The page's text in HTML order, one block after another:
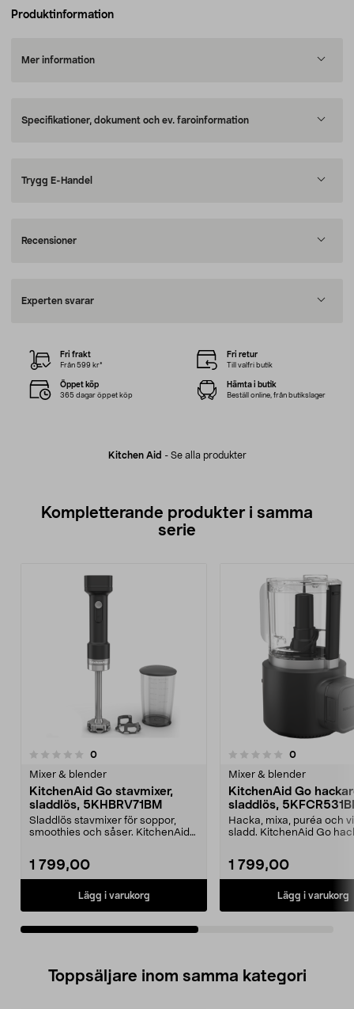
Produktinformation
Mer information
Specifikationer, dokument och ev. faroinformation
Trygg E-Handel
Recensioner
Experten svarar
Kitchen Aid - Se alla produkter
Fri frakt
Från 599 kr*
Fri retur
Till valfri butik
Öppet köp
365 dagar öppet köp
Hämta i butik
Beställ online, från butikslager
Kompletterande produkter i samma
serie
0recensioner
Mixer & blender
KitchenAid Go stavmixer,
sladdlös, 5KHBRV71BM
Sladdlös stavmixer för soppor,
smoothies och såser. KitchenAid
1 799,00
Lägg i varukorg
0.0 av 5 stjärnor 0recensioner
Mixer & blender
KitchenAid Go
sladdlös,
Hacka, mixa, puréa och
sladd. KitchenAid Go
1 799,00
Lägg i varukorg
0.0 av 5 stjärnor
Toppsäljare inom samma kategori